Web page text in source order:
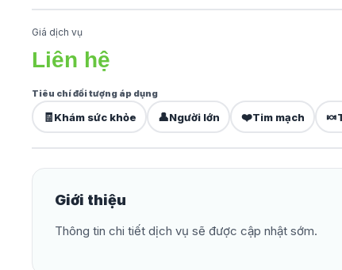
Giá dịch vụ
Liên hệ
Tiêu chí đối tượng áp dụng
🧾Khám sức khỏe 👤Người lớn ❤️Tim mạch 🍬
Giới thiệu
Thông tin chi tiết dịch vụ sẽ được cập nhật sớm.